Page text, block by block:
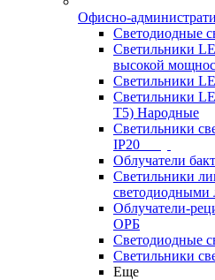
Офисно-
Светодиодные
Светильники
высокой
Светильники
Светильники
Т5) Народные
Светильники
IP20
Облучатели
Светильники
светодиодными
Облучатели-
ОРБ
Светодиодные
Светильники
Еще